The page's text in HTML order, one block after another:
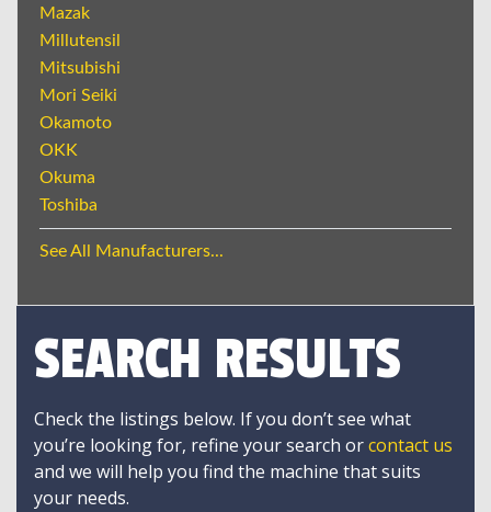
Mazak
Millutensil
Mitsubishi
Mori Seiki
Okamoto
OKK
Okuma
Toshiba
See All Manufacturers...
SEARCH RESULTS
Check the listings below. If you don’t see what
you’re looking for, refine your search orcontact us
and we will help you find the machine that suits
your needs.